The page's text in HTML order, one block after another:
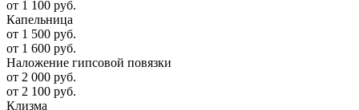
от 1 100 руб.
Капельница
от 1 500 руб.
от 1 600 руб.
Наложение гипсовой повязки
от 2 000 руб.
от 2 100 руб.
Клизма